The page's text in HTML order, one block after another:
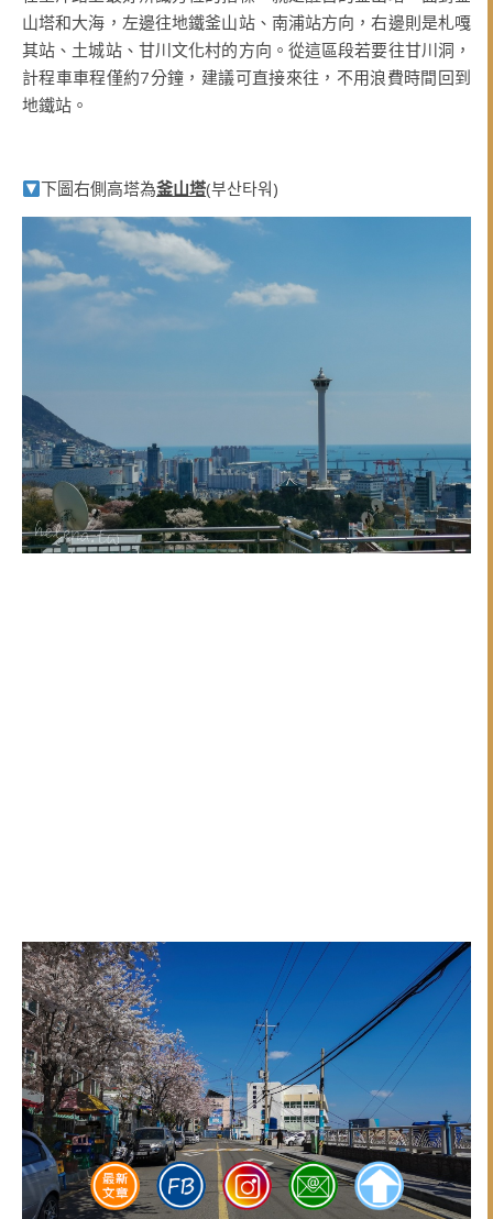
山塔和大海，左邊往地鐵釜山站、南浦站方向，右邊則是札嘎
其站、土城站、甘川文化村的方向。從這區段若要往甘川洞，
計程車車程僅約7分鐘，建議可直接來往，不用浪費時間回到
地鐵站。
下圖右側高塔為釜山塔(부산타워)